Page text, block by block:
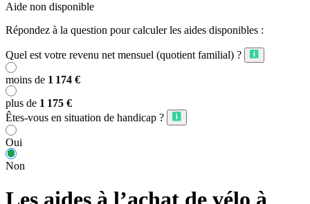
Aide non disponible
Répondez à la question pour calculer les aides disponibles :
Quel est votre revenu net mensuel (quotient familial) ?
moins de 1 174 €
plus de 1 175 €
Êtes-vous en situation de handicap ?
Oui
Non